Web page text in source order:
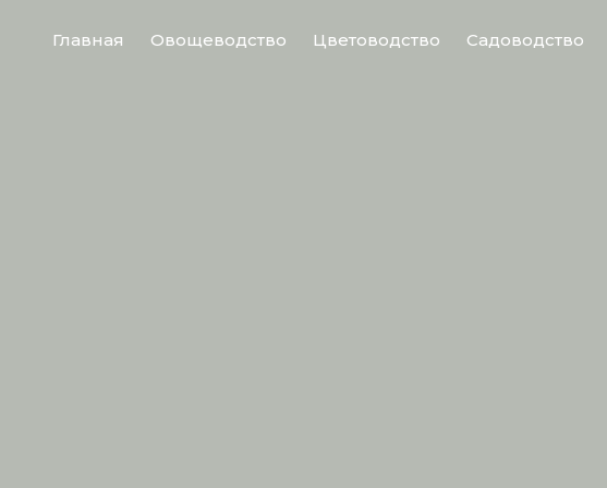
Главная Овощеводство Цветоводство Садоводство